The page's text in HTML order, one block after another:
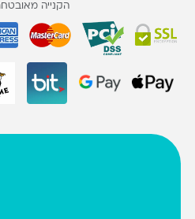
הקנייה